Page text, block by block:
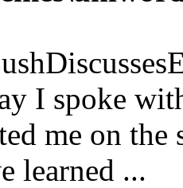
I spoke
me on the
learned ...